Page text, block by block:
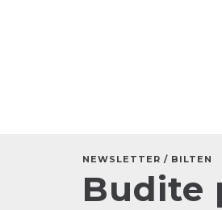
NEWSLETTER / BILTEN
Budite